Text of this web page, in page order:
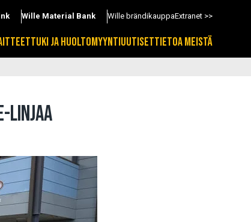
Wille Material Bank Wille brändikauppaExtranet >>
TUKI JA HUOLTOMYYNTIUUTISETTIETOA MEISTÄ
LINJAA